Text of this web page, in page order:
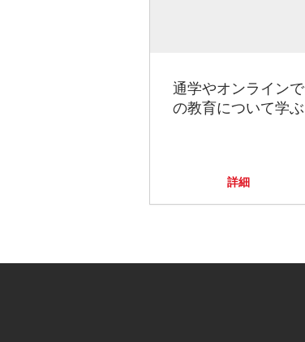
通学やオンラインで
の教育について学ぶ
詳細